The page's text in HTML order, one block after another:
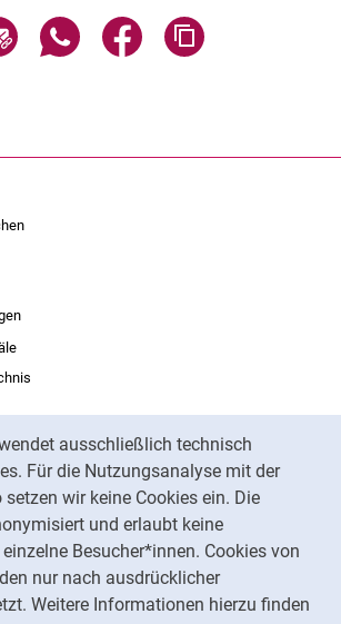
ausschließlich technisch
Für die Nutzungsanalyse mit der
wir keine Cookies ein. Die
und erlaubt keine
Besucher*innen. Cookies von
nur nach ausdrücklicher
Weitere Informationen hierzu finden
Seite über E-Mail teilen
Seite über WhatsApp teilen
Seite über Facebook